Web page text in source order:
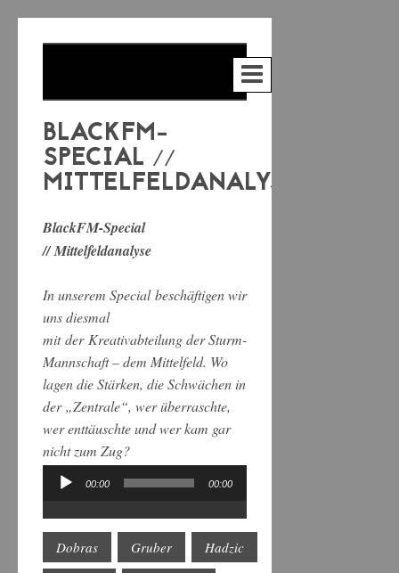
BLACKFM-
SPECIAL //
MITTELFELDANALYSE
BlackFM-Special
// Mittelfeldanalyse
In unserem Special beschäftigen wir
uns diesmal
mit der Kreativabteilung der Sturm-
Mannschaft – dem Mittelfeld. Wo
lagen die Stärken, die Schwächen in
der „Zentrale“, wer überraschte,
wer enttäuschte und wer kam gar
nicht zum Zug?
Audio-
00:00 00:00
Dobras Gruber Hadzic